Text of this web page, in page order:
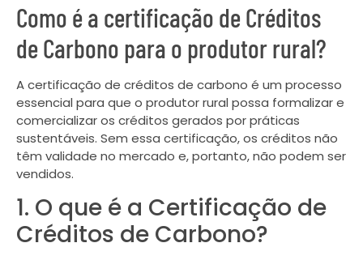
Como é a certificação de Créditos
de Carbono para o produtor rural?
A certificação de créditos de carbono é um processo
essencial para que o produtor rural possa formalizar e
comercializar os créditos gerados por práticas
sustentáveis. Sem essa certificação, os créditos não
têm validade no mercado e, portanto, não podem ser
vendidos.
1. O que é a Certificação de
Créditos de Carbono?